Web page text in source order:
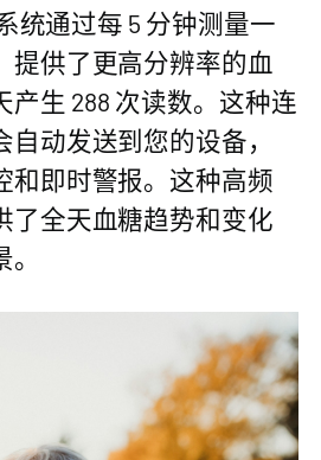
统通过每 5 分钟测量一
提供了更高分辨率的血
产生 288 次读数。这种连
动发送到您的设备，
和即时警报。这种高频
了全天血糖趋势和变化